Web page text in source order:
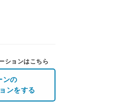
ションはこちら
ンの
ンをする